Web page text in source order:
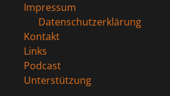
Impressum
Datenschutzerklärung
Kontakt
Links
Podcast
Unterstützung